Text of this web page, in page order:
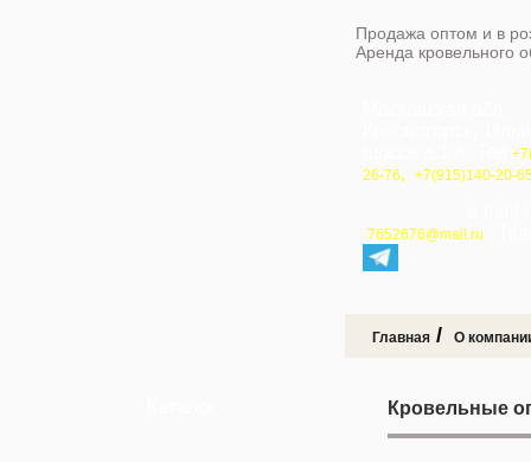
Продажа оптом и в
Аренда кровельного
26-76, +7(915)140-20-
7652676@mail.ru
Главная / О
Кровельные